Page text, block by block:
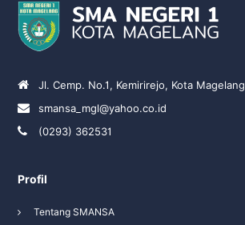
Jl. Cemp. No.1, Kemirirejo, Kota Magelang
smansa_mgl@yahoo.co.id
(0293) 362531
Profil
Tentang SMANSA